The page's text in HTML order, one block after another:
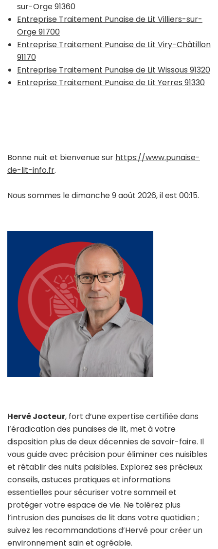
sur-Orge 91360
Entreprise Traitement Punaise de Lit Villiers-sur-
Orge 91700
Entreprise Traitement Punaise de Lit Viry-Châtillon
91170
Entreprise Traitement Punaise de Lit Wissous 91320
Entreprise Traitement Punaise de Lit Yerres 91330
Bonne nuit et bienvenue sur https://www.punaise-
de-lit-info.fr.
Nous sommes le dimanche 9 août 2026, il est 00:15.
Hervé Jocteur, fort d’une expertise certifiée dans
l’éradication des punaises de lit, met à votre
disposition plus de deux décennies de savoir-faire. Il
vous guide avec précision pour éliminer ces nuisibles
et rétablir des nuits paisibles. Explorez ses précieux
conseils, astuces pratiques et informations
essentielles pour sécuriser votre sommeil et
protéger votre espace de vie. Ne tolérez plus
l’intrusion des punaises de lit dans votre quotidien ;
suivez les recommandations d’Hervé pour créer un
environnement sain et agréable.